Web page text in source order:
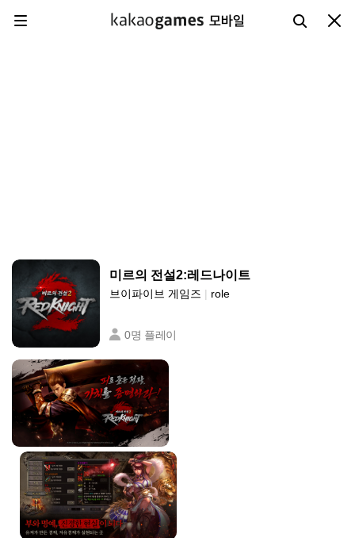
미르의 전설2:레드나이트
브이파이브 게임즈 | role
0명 플레이